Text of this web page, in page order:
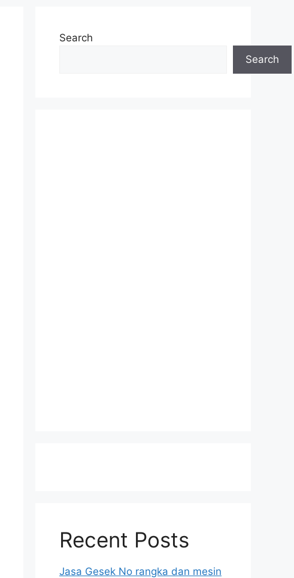
Search
Search
Recent Posts
Jasa Gesek No rangka dan mesin